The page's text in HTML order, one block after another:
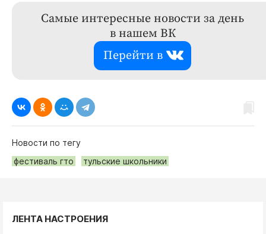
Самые интересные новости за день
в нашем ВК
Перейти в
Новости по тегу
фестиваль гто
тульские школьники
ЛЕНТА НАСТРОЕНИЯ